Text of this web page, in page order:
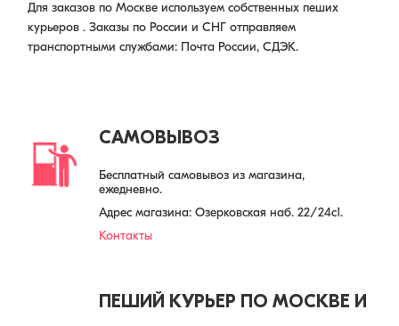
Для заказов по Москве используем собственных пеших
курьеров. Заказы по России и СНГ отправляем
транспортными службами: Почта России, СДЭК.
САМОВЫВОЗ
Бесплатный самовывоз из магазина,
ежедневно.
Адрес магазина: Озерковская наб. 22/24с1.
Контакты
ПЕШИЙ КУРЬЕР ПО МОСКВЕ И
свяжется, чтобы обсудить детали
заказа.
Согласен
с условиями
получать
рассылку
сообщения
в WhatsApp/Telegram,